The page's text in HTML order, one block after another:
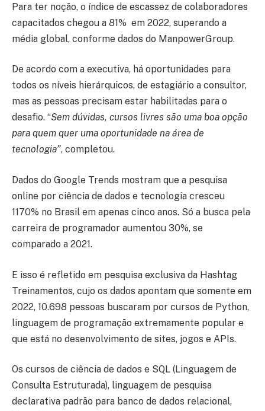
Para ter noção, o índice de escassez de colaboradores
capacitados chegou a 81% em 2022, superando a
média global, conforme dados do ManpowerGroup.
De acordo com a executiva, há oportunidades para
todos os níveis hierárquicos, de estagiário a consultor,
mas as pessoas precisam estar habilitadas para o
desafio. “Sem dúvidas, cursos livres são uma boa opção
para quem quer uma oportunidade na área de
tecnologia”, completou.
Dados do Google Trends mostram que a pesquisa
online por ciência de dados e tecnologia cresceu
1170% no Brasil em apenas cinco anos. Só a busca pela
carreira de programador aumentou 30%, se
comparado a 2021.
E isso é refletido em pesquisa exclusiva da Hashtag
Treinamentos, cujo os dados apontam que somente em
2022, 10.698 pessoas buscaram por cursos de Python,
linguagem de programação extremamente popular e
que está no desenvolvimento de sites, jogos e APIs.
Os cursos de ciência de dados e SQL (Linguagem de
Consulta Estruturada), linguagem de pesquisa
declarativa padrão para banco de dados relacional,